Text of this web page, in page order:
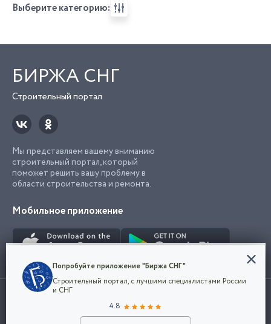
Выберите категорию:
БИРЖА СНГ
Строительный портал
Мы представляем вашему вниманию
строительный портал, который
поможет решить вашу проблему в
области строительства и ремонта.
Мобильное приложение
Использование сайта, в том числе подача объявлений, означает
марки представленные на сайте являются собственностью их
Конфиденциальность
Мы используем файлы cookie, чтобы сделать
наш сайт удобным для каждого
Политикой конфиденциальности компании
Попробуйте приложение "Биржа СНГ"
Строительный портал, с лучшими специалистами России
и СНГ
4.8